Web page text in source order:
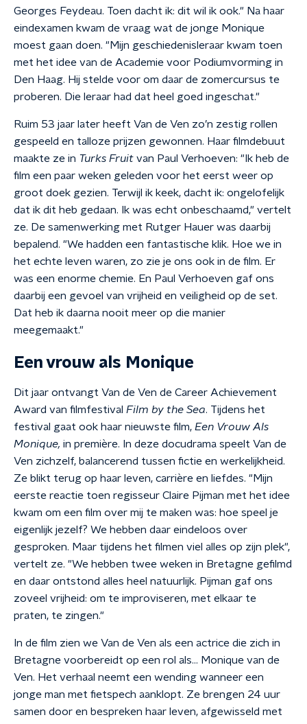
Georges Feydeau. Toen dacht ik: dit wil ik ook." Na haar
eindexamen kwam de vraag wat de jonge Monique
moest gaan doen. "Mijn geschiedenisleraar kwam toen
met het idee van de Academie voor Podiumvorming in
Den Haag. Hij stelde voor om daar de zomercursus te
proberen. Die leraar had dat heel goed ingeschat."
Ruim 53 jaar later heeft Van de Ven zo’n zestig rollen
gespeeld en talloze prijzen gewonnen. Haar filmdebuut
maakte ze in Turks Fruit van Paul Verhoeven: "Ik heb de
film een paar weken geleden voor het eerst weer op
groot doek gezien. Terwijl ik keek, dacht ik: ongelofelijk
dat ik dit heb gedaan. Ik was echt onbeschaamd," vertelt
ze. De samenwerking met Rutger Hauer was daarbij
bepalend. "We hadden een fantastische klik. Hoe we in
het echte leven waren, zo zie je ons ook in de film. Er
was een enorme chemie. En Paul Verhoeven gaf ons
daarbij een gevoel van vrijheid en veiligheid op de set.
Dat heb ik daarna nooit meer op die manier
meegemaakt."
Een vrouw als Monique
Dit jaar ontvangt Van de Ven de Career Achievement
Award van filmfestival Film by the Sea. Tijdens het
festival gaat ook haar nieuwste film, Een Vrouw Als
Monique, in première. In deze docudrama speelt Van de
Ven zichzelf, balancerend tussen fictie en werkelijkheid.
Ze blikt terug op haar leven, carrière en liefdes. "Mijn
eerste reactie toen regisseur Claire Pijman met het idee
kwam om een film over mij te maken was: hoe speel je
eigenlijk jezelf? We hebben daar eindeloos over
gesproken. Maar tijdens het filmen viel alles op zijn plek",
vertelt ze. "We hebben twee weken in Bretagne gefilmd
en daar ontstond alles heel natuurlijk. Pijman gaf ons
zoveel vrijheid: om te improviseren, met elkaar te
praten, te zingen."
In de film zien we Van de Ven als een actrice die zich in
Bretagne voorbereidt op een rol als… Monique van de
Ven. Het verhaal neemt een wending wanneer een
jonge man met fietspech aanklopt. Ze brengen 24 uur
samen door en bespreken haar leven, afgewisseld met